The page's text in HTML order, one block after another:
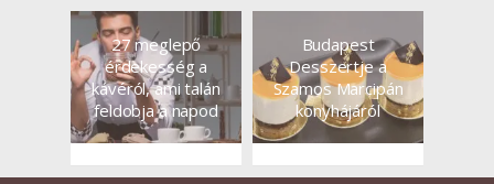
27 meglepő
érdekesség a
kávéról, ami talán
feldobja a napod
Budapest
Desszertje a
Szamos Marcipán
konyhájáról